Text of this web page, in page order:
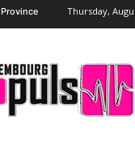
Thursday,